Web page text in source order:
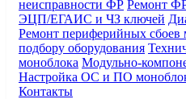
неисправности ФР Ремонт
ЭЦП/ЕГАИС и ЧЗ ключей
Ремонт периферийных сбоев
подбору оборудования
моноблока Модульно-
Настройка ОС и ПО
Контакты